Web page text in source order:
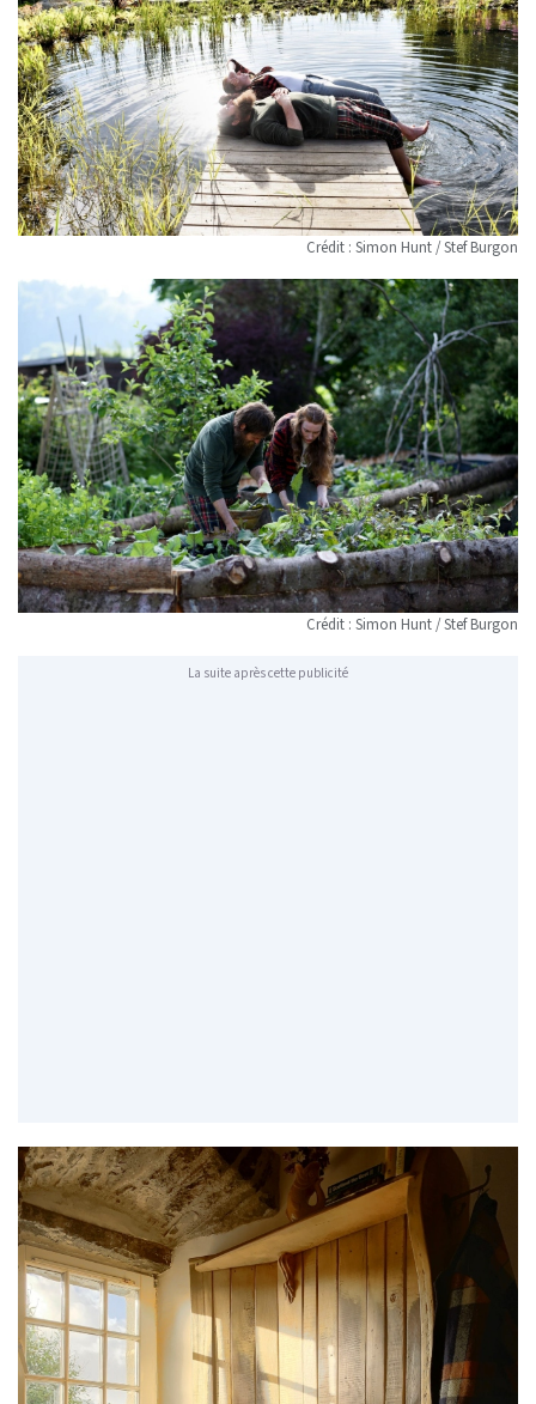
Crédit : Simon Hunt / Stef Burgon
Crédit : Simon Hunt / Stef Burgon
La suite après cette publicité